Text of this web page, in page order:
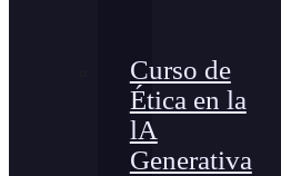
Curso de
Ética en la
lA
Generativa